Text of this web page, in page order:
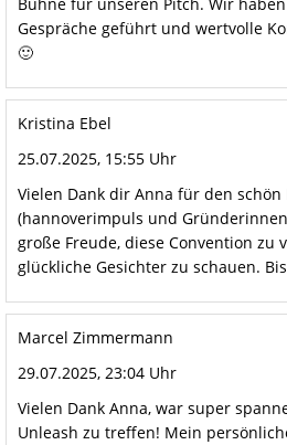
Gespräche geführt und wertvolle
🙂
Kristina Ebel
25.07.2025, 15:55 Uhr
Vielen Dank dir Anna für den schön
(hannoverimpuls und
große Freude, diese Convention zu
glückliche Gesichter zu schauen.
Marcel Zimmermann
29.07.2025, 23:04 Uhr
Vielen Dank Anna, war super
Unleash zu treffen! Mein